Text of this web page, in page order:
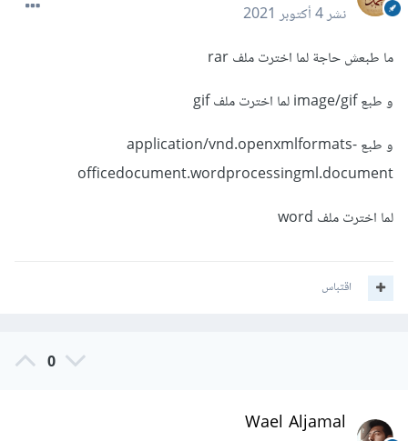
نشر4 أكتوبر 2021
ما طبعش حاجة لما اخترت ملف rar
و طبع image/gif لما اخترت ملف gif
و طبع application/vnd.openxmlformats-
officedocument.wordprocessingml.document
لما اخترت ملف word
اقتباس
0
Wael Aljamal